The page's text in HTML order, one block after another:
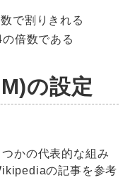
で割りきれる
倍数である
の設定
かの代表的な組み
の記事を参考